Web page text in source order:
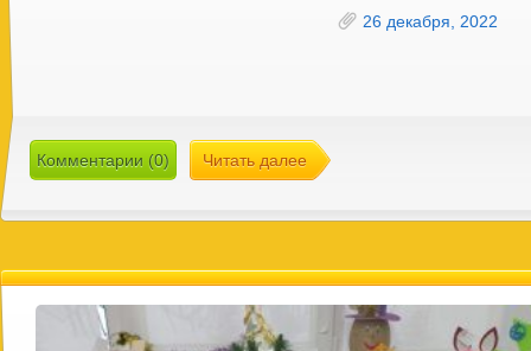
26 декабря, 2022
Комментарии (0) Читать далее